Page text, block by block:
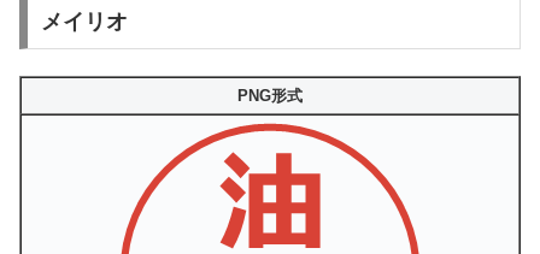
メイリオ
PNG形式